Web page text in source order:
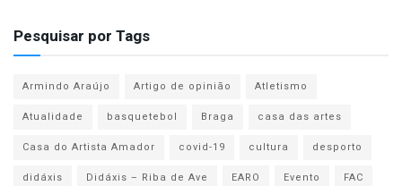
Pesquisar por Tags
Armindo Araújo Artigo de opinião
Atletismo
Atualidade
basquetebol Braga
casa das artes
Casa do Artista Amador
covid-19 cultura
desporto
didáxis
Didáxis – Riba de Ave EARO Evento
FAC